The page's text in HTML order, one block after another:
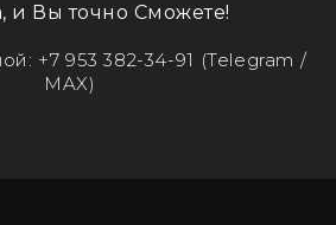
и Вы точно Сможете!
+7 953 382-34-91 (Telegram /
MAX)